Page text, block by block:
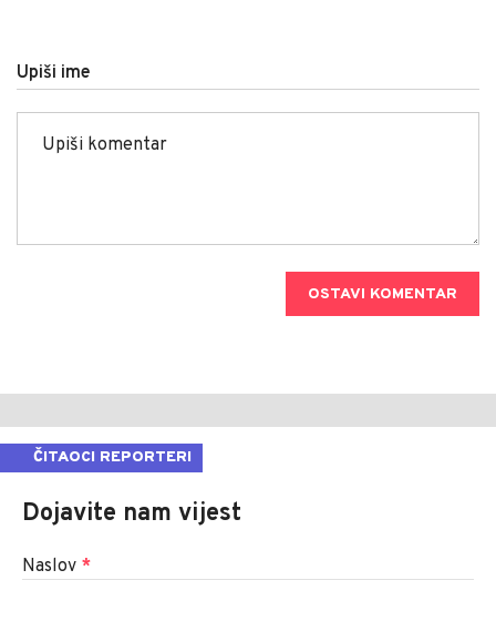
Upiši ime
OSTAVI KOMENTAR
ČITAOCI REPORTERI
Dojavite nam vijest
Naslov *